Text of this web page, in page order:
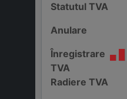
Statutul TVA
Anulare
Înregistrare
TVA
Radiere TVA